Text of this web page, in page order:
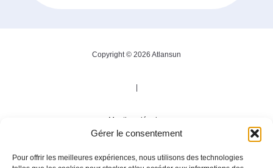
Gérer le consentement
Pour offrir les meilleures expériences, nous utilisons des technologies
Copyright © 2026 Atlansun
|
Mentions légales